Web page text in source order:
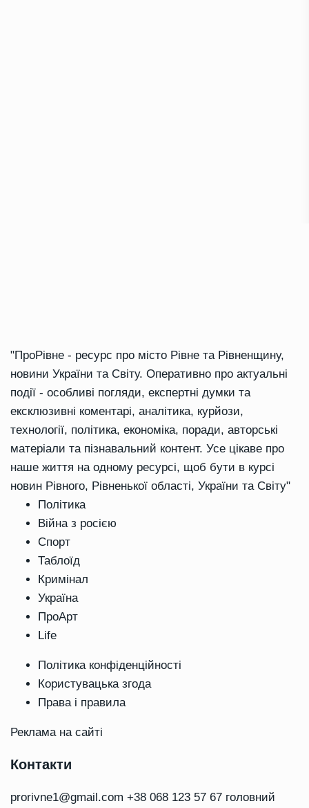
"ПроРівне - ресурс про місто Рівне та Рівненщину,
новини України та Світу. Оперативно про актуальні
події - особливі погляди, експертні думки та
ексклюзивні коментарі, аналітика, курйози,
технології, політика, економіка, поради, авторські
матеріали та пізнавальний контент. Усе цікаве про
наше життя на одному ресурсі, щоб бути в курсі
новин Рівного, Рівненької області, України та Світу"
Політика
Війна з росією
Спорт
Таблоїд
Кримінал
Україна
ПроАрт
Life
Політика конфіденційності
Користувацька згода
Права і правила
Реклама на сайті
Контакти
prorivne1@gmail.com +38 068 123 57 67 головний